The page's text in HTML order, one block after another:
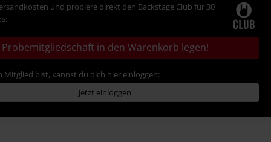
und probiere direkt den Backstage Club für 30
Probemitgliedschaft in den Warenkorb legen!
Mitglied bist, kannst du dich hier einloggen:
Jetzt einloggen